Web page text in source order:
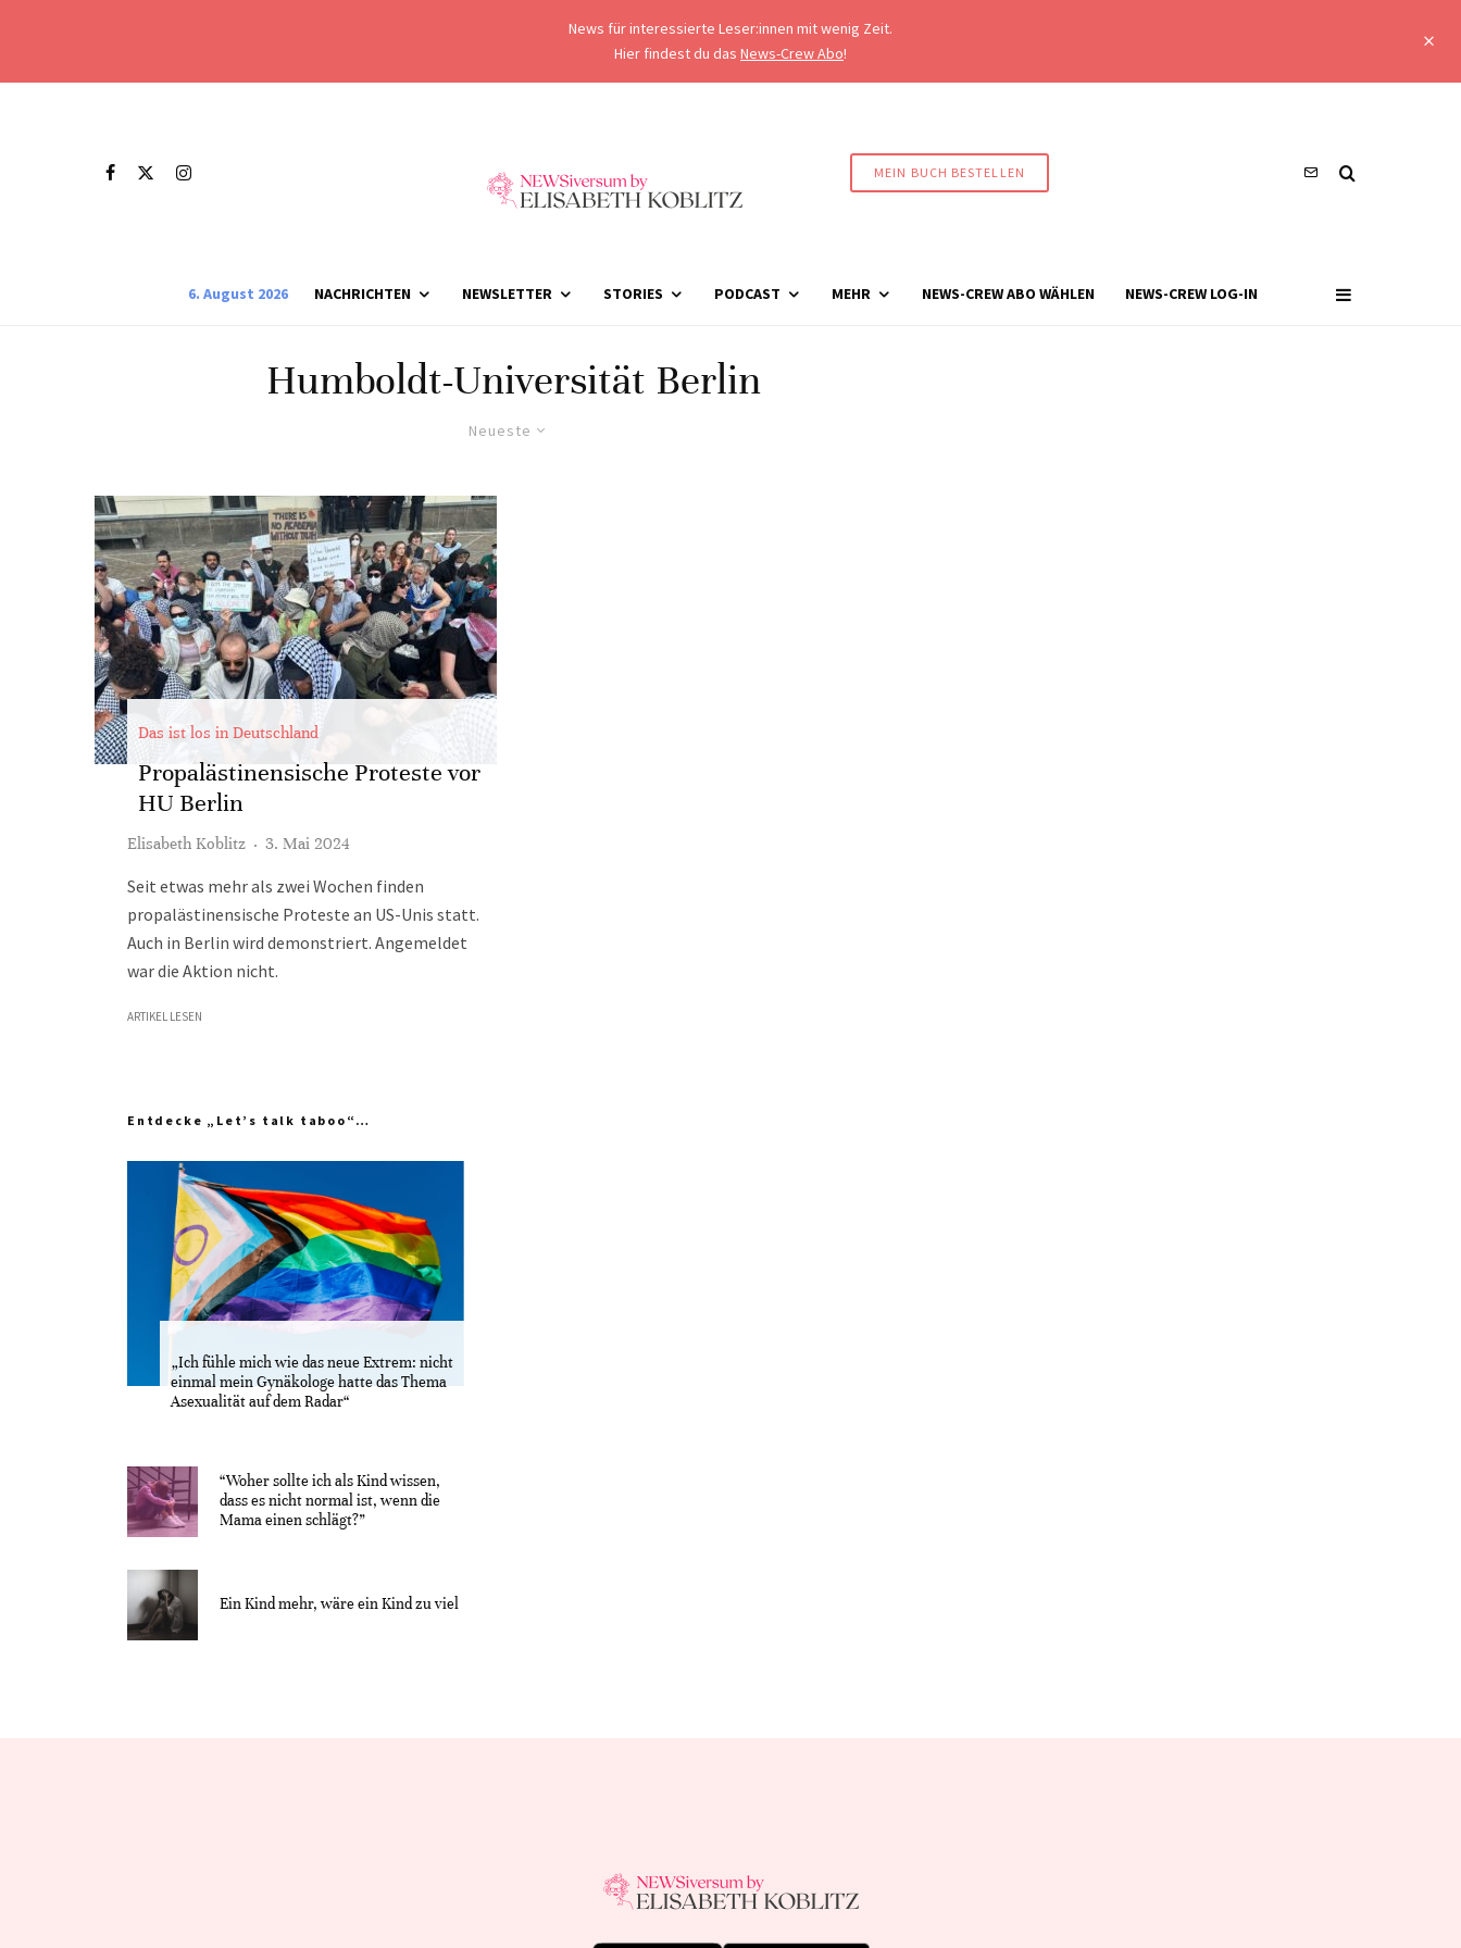
News für interessierte Leser:innen mit wenig Zeit.
Hier findest du das News-Crew Abo!
MEIN BUCH BESTELLEN
6. August 2026 NACHRICHTEN NEWSLETTER STORIES PODCAST MEHR NEWS-CREW ABO WÄHLEN NEWS-CREW LOG-IN
Humboldt-Universität Berlin
Neueste
Das ist los in Deutschland
Propalästinensische Proteste vor
HU Berlin
Elisabeth Koblitz · 3. Mai 2024
Seit etwas mehr als zwei Wochen finden
propalästinensische Proteste an US-Unis statt.
Auch in Berlin wird demonstriert. Angemeldet
war die Aktion nicht.
ARTIKEL LESEN
Entdecke „Let’s talk taboo“…
„Ich fühle mich wie das neue Extrem: nicht
einmal mein Gynäkologe hatte das Thema
Asexualität auf dem Radar“
“Woher sollte ich als Kind wissen,
dass es nicht normal ist, wenn die
Mama einen schlägt?”
Ein Kind mehr, wäre ein Kind zu viel